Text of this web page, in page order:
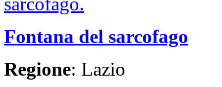
Fontana del sarcofago
Regione: Lazio